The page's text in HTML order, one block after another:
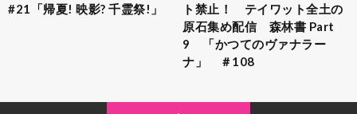
#21「帰夏! 映影? 千霊祭!」
ト禁止！ テイワット全土の
原石集め配信 森林書 Part
9 「かつてのヴァナラー
ナ」 ＃108